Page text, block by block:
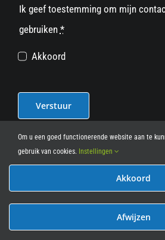
Ik geef toestemming om mijn
gebruiken *
Akkoord
Verstuur
© 2012 - 2026• Leasy Bike • All
Om u een goed functionerende website aan te
gebruik van cookies. Instellingen
Akkoord
Afwijzen